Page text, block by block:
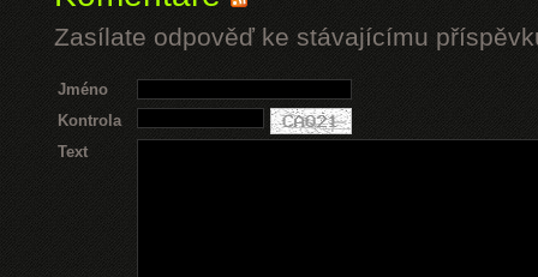
Zasílate odpověď ke stávajícímu
Jméno
Kontrola
Text